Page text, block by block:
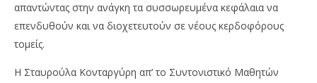
απαντώντας στην ανάγκη τα συσσωρευμένα κεφάλαια να
επενδυθούν και να διοχετευτούν σε νέους κερδοφόρους
τομείς.
Η Σταυρούλα Κονταργύρη απ’ το Συντονιστικό Μαθητών